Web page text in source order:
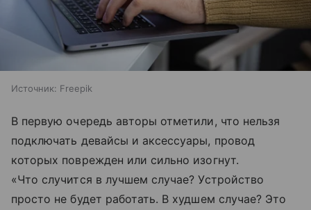
Источник: Freepik
В первую очередь авторы отметили, что нельзя
подключать девайсы и аксессуары, провод
которых поврежден или сильно изогнут.
«Что случится в лучшем случае? Устройство
просто не будет работать. В худшем случае? Это